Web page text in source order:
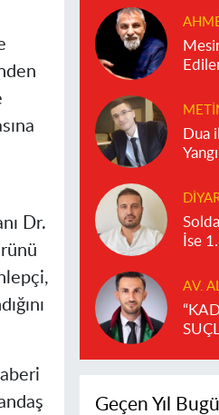
Dr.
Dua
İse
AV.
Geçen Yıl